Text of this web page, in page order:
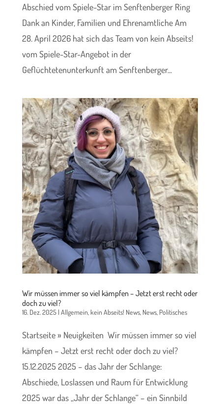
Abschied vom Spiele-Star im Senftenberger Ring
Dank an Kinder, Familien und Ehrenamtliche Am
28. April 2026 hat sich das Team von kein Abseits!
vom Spiele-Star-Angebot in der
Geflüchtetenunterkunft am Senftenberger...
Wir müssen immer so viel kämpfen – Jetzt erst recht oder
doch zu viel?
16. Dez. 2025| Allgemein,kein Abseits! News, News, Politisches
Startseite » Neuigkeiten Wir müssen immer so viel
kämpfen – Jetzt erst recht oder doch zu viel?
15.12.2025 2025 – das Jahr der Schlange:
Abschiede, Loslassen und Raum für Entwicklung
2025 war das „Jahr der Schlange“ – ein Sinnbild